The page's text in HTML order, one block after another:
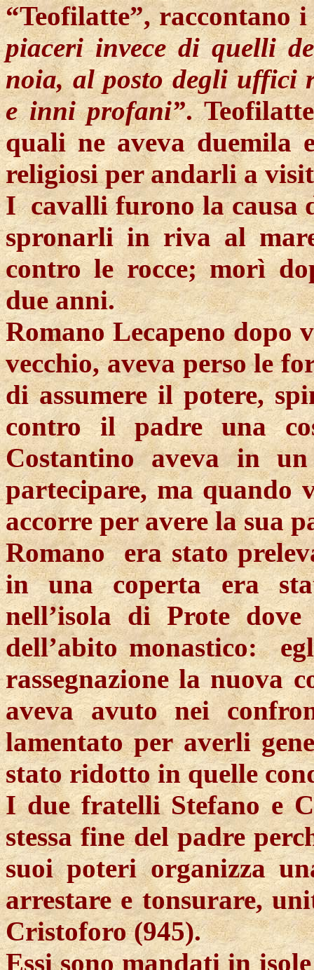
“Teofilatte”, raccontano
piaceri invece di quelli
noia, al posto degli uffici
e inni profani”.Teofilatte
quali ne aveva duemila
religiosi per andarli a
I cavallifurono la causa
spronarli in riva al
contro le rocce; morì
due anni.
RomanoLecapenodopo
vecchio, aveva perso le
di assumere il potere,
contro il padre una
Costantino aveva in
partecipare, ma quando
accorre per avere la sua
Romano
erastato
in una coperta era
nell’isola diProtedove
dell’abito monastico:
rassegnazione la nuova
aveva avuto nei
lamentato per averli
stato ridotto in quelle
I due fratelli Stefano e
stessa fine del padre
suoi poteri organizza
arrestare e tonsurare,
Cristoforo (945).
Essi sono mandati in